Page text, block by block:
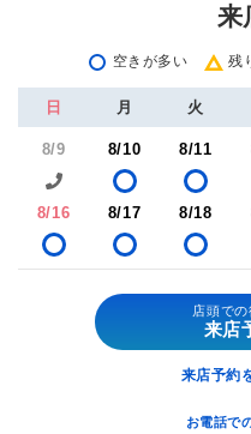
来
空きが多い 残
日 月 火
8/9 8/10 8/11
8/16 8/17 8/18
店頭で
来店
来店予約
お電話で